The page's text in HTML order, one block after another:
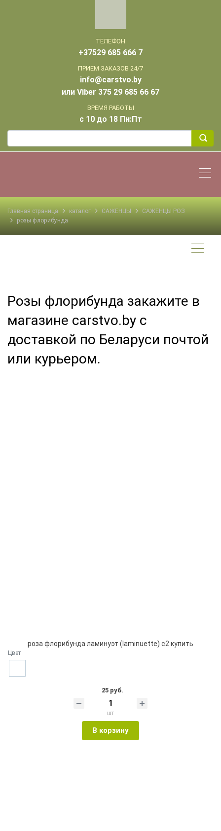
ТЕЛЕФОН
+37529 685 666 7
ПРИЕМ ЗАКАЗОВ 24/7
info@carstvo.by
или Viber 375 29 685 66 67
ВРЕМЯ РАБОТЫ
с 10 до 18 Пн:Пт
Главная страница каталог САЖЕНЦЫ
САЖЕНЦЫ РОЗ
розы флорибунда
Розы флорибунда закажите в
магазине carstvo.by с
доставкой по Беларуси почтой
или курьером.
роза флорибунда ламинуэт (laminuette) с2 купить
Цвет
25 руб.
шт
В корзину